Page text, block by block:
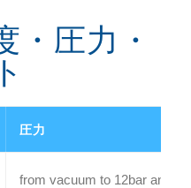
・圧力・
圧力
from vacuum to 12bar and